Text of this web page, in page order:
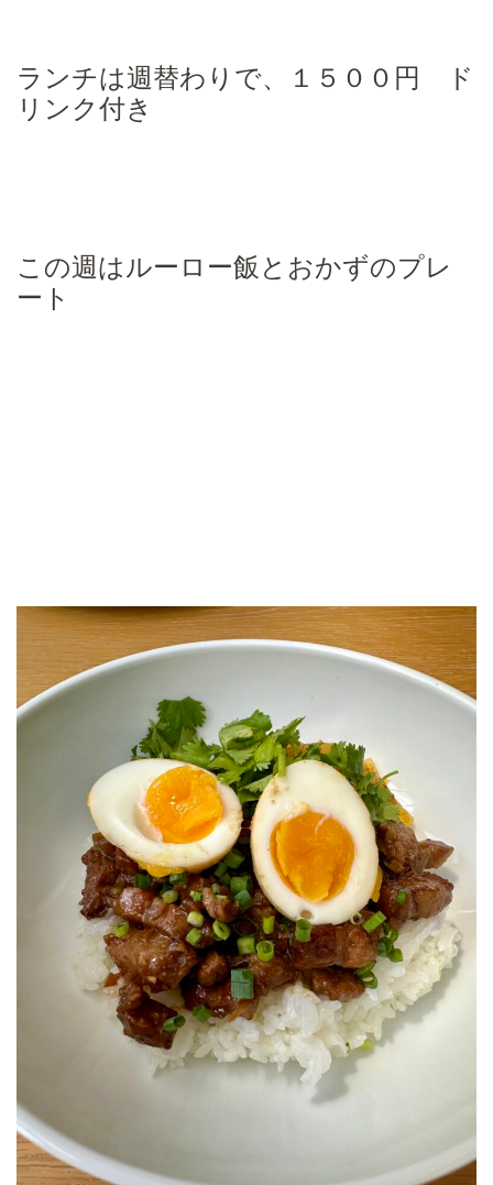
ランチは週替わりで、１５００円 ド
リンク付き
この週はルーロー飯とおかずのプレ
ート